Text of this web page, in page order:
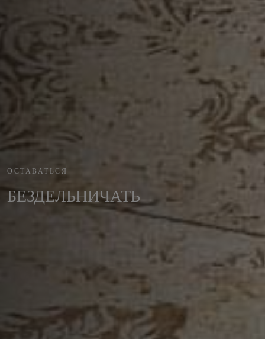
ОСТАВАТЬСЯ
БЕЗДЕЛЬНИЧАТЬ